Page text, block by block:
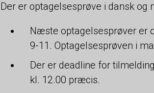
Der er optagelsesprøve i dansk og
Næste optagelsesprøver er
9-11. Optagelsesprøven i
Der er deadline for
kl. 12.00 præcis.